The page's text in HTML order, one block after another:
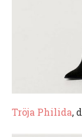
Tröja Philida,